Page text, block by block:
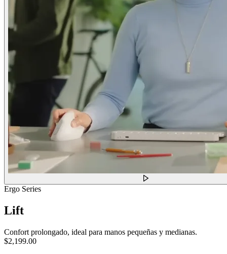
Ergo Series
Lift
Confort prolongado, ideal para manos pequeñas y medianas.
$2,199.00